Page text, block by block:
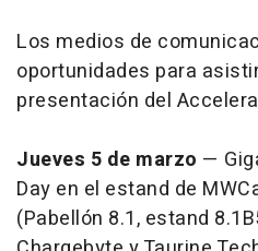
Los medios de
oportunidades para
presentación del
Jueves 5 de marzo —
Day en el estand de
(Pabellón 8.1, estand